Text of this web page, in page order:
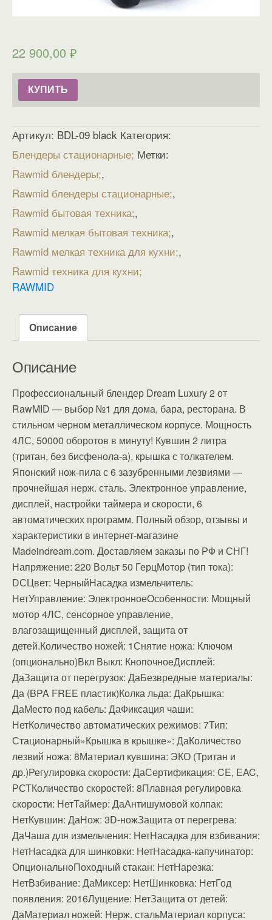
22 900,00 ₽
КУПИТЬ
Артикул: BDL-09 black Категория:
Блендеры стационарные Метки:
Rawmid блендеры ,
Rawmid блендеры стационарные ,
Rawmid бытовая техника ,
Rawmid мелкая бытовая техника ,
Rawmid мелкая техника для кухни ,
Rawmid техника для кухни
RAWMID
Описание
Описание
Профессиональный блендер Dream Luxury 2 от
RawMID — выбор №1 для дома, бара, ресторана. В
стильном черном металлическом корпусе. Мощность
4ЛС, 50000 оборотов в минуту! Кувшин 2 литра
(тритан, без бисфенола-а), крышка с толкателем.
Японский нож-пила с 6 зазубренными лезвиями —
прочнейшая нерж. сталь. Электронное управление,
дисплей, настройки таймера и скорости, 6
автоматических программ. Полный обзор, отзывы и
характеристики в интернет-магазине
Madeindream.com. Доставляем заказы по РФ и СНГ!
Напряжение: 220 Вольт 50 ГерцМотор (тип тока):
DСЦвет: ЧерныйНасадка измельчитель:
НетУправление: ЭлектронноеОсобенности: Мощный
мотор 4ЛС, сенсорное управление,
влагозащищенный дисплей, защита от
детей.Количество ножей: 1Снятие ножа: Ключом
(опционально)Вкл Выкл: КнопочноеДисплей:
ДаЗащита от перегрузок: ДаБезвредные материалы:
Да (BPA FREE пластик)Колка льда: ДаКрышка:
ДаМесто под кабель: ДаФиксация чаши:
НетКоличество автоматических режимов: 7Тип:
Стационарный»Крышка в крышке»: ДаКоличество
лезвий ножа: 8Материал кувшина: ЭКО (Тритан и
др.)Регулировка скорости: ДаСертификация: CE, EAC,
РСТКоличество скоростей: 8Плавная регулировка
скорости: НетТаймер: ДаАнтишумовой колпак:
НетКувшин: ДаНож: 3D-ножЗащита от перегрева:
ДаЧаша для измельчения: НетНасадка для взбивания:
НетНасадка для шинковки: НетНасадка-капучинатор:
ОпциональноПоходный стакан: НетНарезка:
НетВзбивание: ДаМиксер: НетШинковка: НетГод
появления: 2016Лущение: НетЗащита от детей:
ДаМатериал ножей: Нерж. стальМатериал корпуса: